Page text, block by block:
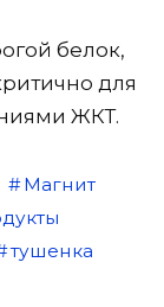
белок,
для
ЖКТ.
Магнит
тушенка